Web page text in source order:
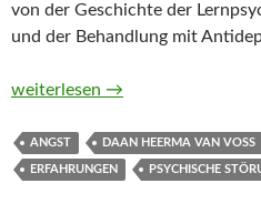
von der Geschichte der
und der Behandlung mit
Die Sache mit der Angst. Und
weiterlesen →
ANGST DAAN HEERMA VAN VOSS
ERFAHRUNGEN PSYCHISCHE